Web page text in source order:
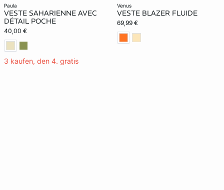
paula
VESTE SAHARIENNE AVEC
DÉTAIL POCHE
40,00 €
3 kaufen, den 4. gratis
venus
VESTE BLAZER FLUIDE
69,99 €